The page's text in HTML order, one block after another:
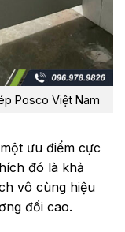
Posco Việt Nam
ưu điểm cực
đó là khả
vô cùng hiệu
đối cao.